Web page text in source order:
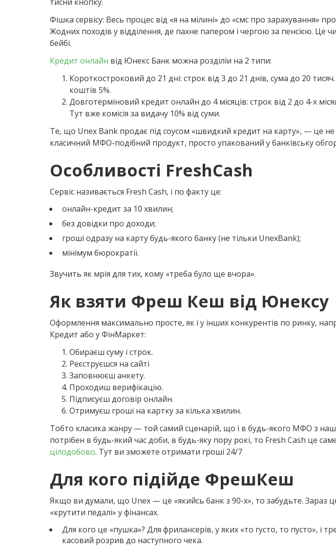
Фішка сервісу: Весь процес від «я на мілині» до «смс про зарахування»
Жодних походів у відділення, де пахне папером і чергою за пенсією. Це
бейбі.
Кредит онлайн від Юнекс Банк можна розділіи на 2 типи:
Короткостроковий до 21 дні: строк від 3 до 21 днів, сума до 20 тисяч.
коштів 5%.
Довготерміновий кредит онлайн до 4 місяців: строк від 2 до 4-х
Тут вже комісія за видачу 10% від суми.
Те, що Unex Bank продає під соусом «швидкий кредит на карту», — це
класичний МФО-подібний продукт, просто упакований у банківську
Особливості FreshCash
Сервіс називається Fresh Cash, і по факту це:
онлайн-кредит за 10 хвилин;
без довідки про доходи;
гроші одразу на карту будь-якого банку (не тільки UnexBank);
мінімум бюрократії.
Звучить як мрія для тих, кому «треба було ще вчора».
Як взяти Фреш Кеш від Юнексу
Оформлення максимально просте, як і у інших конкурентів по ринку,
Кредит або у ФінМаркет:
Обираєш суму і строк.
Реєструєшся на сайті
Заповнюєш анкету.
Проходиш верифікацію.
Підписуєш договір онлайн.
Отримуєш гроші на картку за кілька хвилин.
Тобто класика жанру — той самий сценарій, що і в будь-якого МФО з
потрібен в будь-який час доби, в будь-яку пору рокі, то Fresh Cash це
цілодобово. Тут ви зможете отримати гроші 24/7
Для кого підійде ФрешКеш
Якщо ви думали, що Unex — це «якийсь банк з 90-х», то забудьте. Зараз
«крутити педалі» у фінансах.
Для кого це «пушка»? Для фрилансерів, у яких «то густо, то пусто», і
касовий розрив до наступного чека.